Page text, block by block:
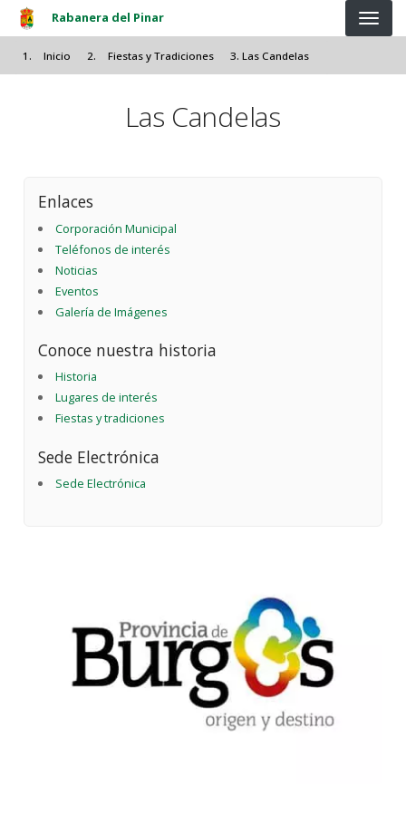
Pasar al contenido principal
Rabanera del Pinar
Inicio Fiestas y Tradiciones Las Candelas
Las Candelas
Enlaces
Corporación Municipal
Teléfonos de interés
Noticias
Eventos
Galería de Imágenes
Conoce nuestra historia
Historia
Lugares de interés
Fiestas y tradiciones
Sede Electrónica
Sede Electrónica